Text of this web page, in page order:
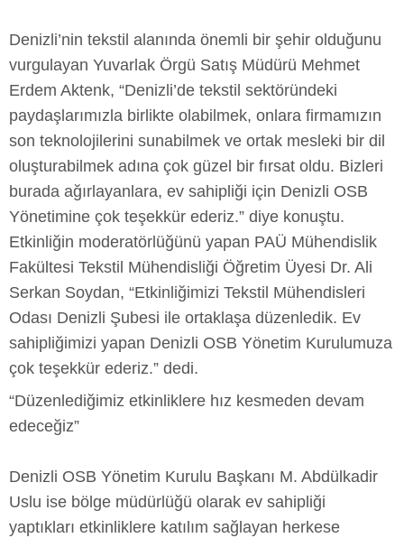
Denizli’nin tekstil alanında önemli bir şehir olduğunu
vurgulayan Yuvarlak Örgü Satış Müdürü Mehmet
Erdem Aktenk, “Denizli’de tekstil sektöründeki
paydaşlarımızla birlikte olabilmek, onlara firmamızın
son teknolojilerini sunabilmek ve ortak mesleki bir dil
oluşturabilmek adına çok güzel bir fırsat oldu. Bizleri
burada ağırlayanlara, ev sahipliği için Denizli OSB
Yönetimine çok teşekkür ederiz.” diye konuştu.
Etkinliğin moderatörlüğünü yapan PAÜ Mühendislik
Fakültesi Tekstil Mühendisliği Öğretim Üyesi Dr. Ali
Serkan Soydan, “Etkinliğimizi Tekstil Mühendisleri
Odası Denizli Şubesi ile ortaklaşa düzenledik. Ev
sahipliğimizi yapan Denizli OSB Yönetim Kurulumuza
çok teşekkür ederiz.” dedi.
“Düzenlediğimiz etkinliklere hız kesmeden devam
edeceğiz”
Denizli OSB Yönetim Kurulu Başkanı M. Abdülkadir
Uslu ise bölge müdürlüğü olarak ev sahipliği
yaptıkları etkinliklere katılım sağlayan herkese